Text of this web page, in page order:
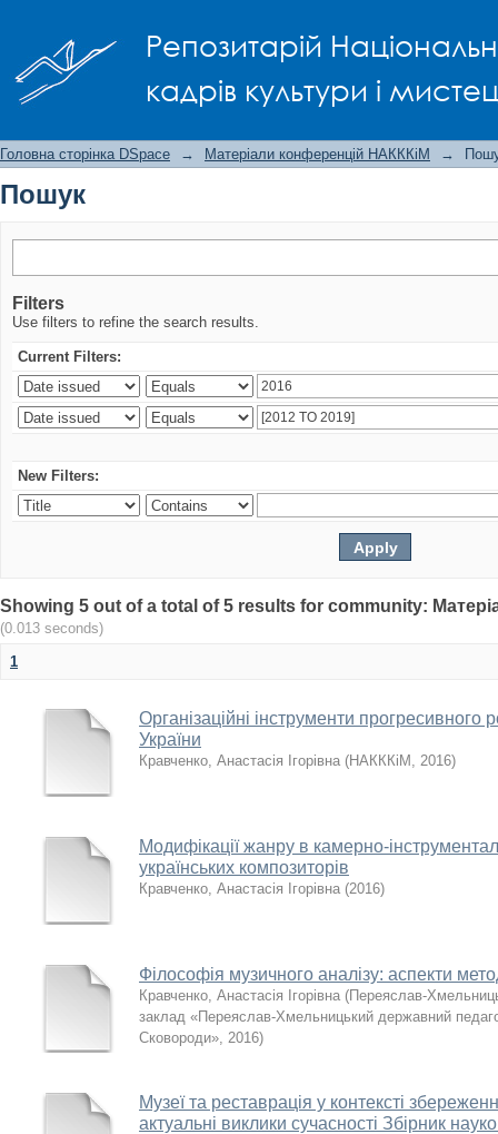
Репозитарій
кадрів культури і
Головна сторінка DSpace → Матеріали конференцій НАКККіМ →
Пошук
Filters
Use filters to refine the search results.
Current Filters:
New Filters:
Showing 5 out of a total of 5 results for community:
(0.013 seconds)
1
Організаційні інструменти прогресивного
України
Кравченко, Анастасія Ігорівна (НАКККіМ , 2016)
Модифікації жанру в камерно-
українських композиторів
Кравченко, Анастасія Ігорівна (2016)
Філософія музичного аналізу: аспекти
Кравченко, Анастасія Ігорівна (Переяслав-
заклад «Переяслав-Хмельницький державний
Сковороди», 2016)
Музеї та реставрація у контексті
актуальні виклики сучасності Збірник